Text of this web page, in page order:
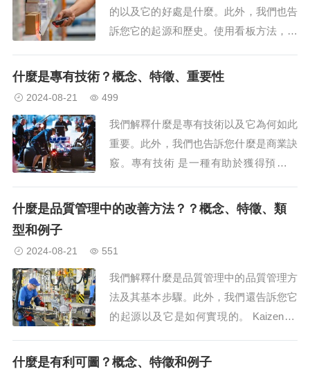
的以及它的好處是什麼。此外，我們也告
訴您它的起源和歷史。使用看板方法，庫
一種資訊系統的日文名稱（寫為看板），
制方法（也稱為“豐田方法”）的子系統，
該方法包括...
什麼是專有技術？概念、特徵、重要性
2024-08-21 499
我們解釋什麼是專有技術以及它為何如此
重要。此外，我們也告訴您什麼是商業訣
竅。專有技術 是一種有助於獲得預期結
是英國語（借用西班牙語中的英語），相
什麼是品質管理中的改善方法？？概念、特徵、類
型和例子
2024-08-21 551
我們解釋什麼是品質管理中的品質管理方
法及其基本步驟。此外，我們還告訴您它
的起源以及它是如何實現的。 Kaizen 方
務。 什麼是改善方法？ 在商業領域，特
什麼是有利可圖？概念、特徵和例子